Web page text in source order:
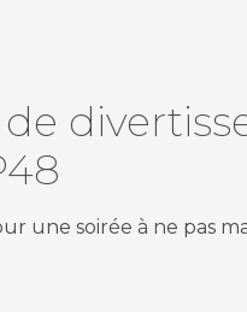
une soirée à ne pas